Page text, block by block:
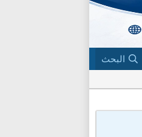
البحث